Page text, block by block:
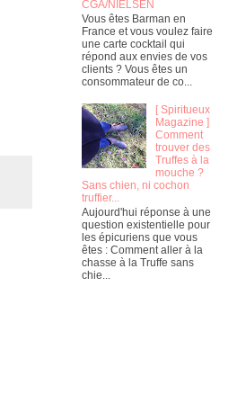
CGA/NIELSEN
Vous êtes Barman en
France et vous voulez faire
une carte cocktail qui
répond aux envies de vos
clients ? Vous êtes un
consommateur de co...
[ Spiritueux
Magazine ]
Comment
trouver des
Truffes à la
mouche ?
Sans chien, ni cochon
truffier...
Aujourd'hui réponse à une
question existentielle pour
les épicuriens que vous
êtes : Comment aller à la
chasse à la Truffe sans
chie...